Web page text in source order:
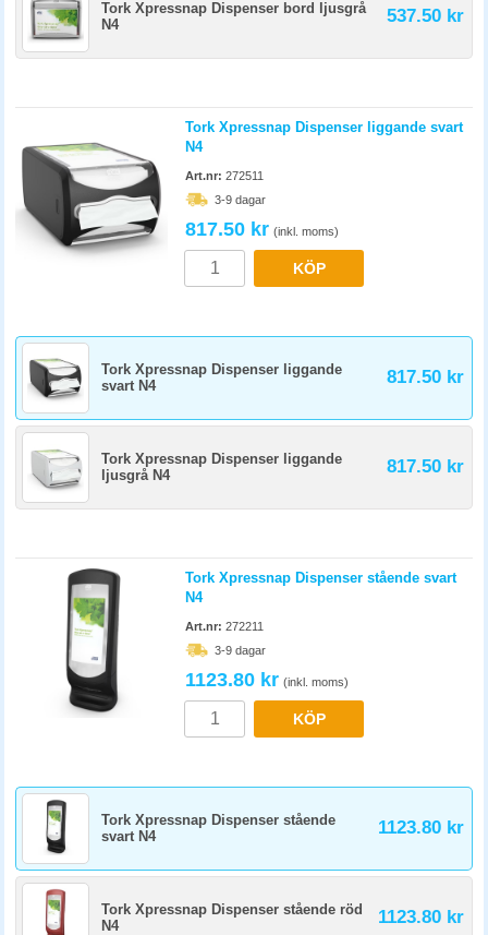
Tork Xpressnap Dispenser bord ljusgrå
N4
537.50 kr
Tork Xpressnap Dispenser liggande svart
N4
Art.nr: 272511
3-9 dagar
817.50 kr (inkl. moms)
KÖP
Tork Xpressnap Dispenser liggande
svart N4
817.50 kr
Tork Xpressnap Dispenser liggande
ljusgrå N4
817.50 kr
Tork Xpressnap Dispenser stående svart
N4
Art.nr: 272211
3-9 dagar
1123.80 kr (inkl. moms)
KÖP
Tork Xpressnap Dispenser stående
svart N4
1123.80 kr
Tork Xpressnap Dispenser stående röd
N4
1123.80 kr